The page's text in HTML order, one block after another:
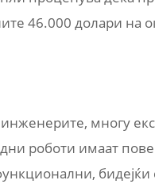
46.000 долари на
многу
роботи имаат